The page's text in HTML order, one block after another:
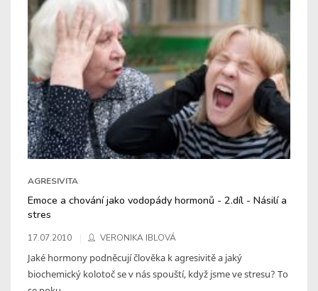
AGRESIVITA
Emoce a chování jako vodopády hormonů - 2.díl - Násilí a
stres
17.07.2010 VERONIKA IBLOVÁ
Jaké hormony podněcují člověka k agresivitě a jaký
biochemický kolotoč se v nás spouští, když jsme ve stresu? To